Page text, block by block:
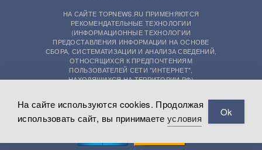
НА САЙТЕ TOPNEWS.RU ПРИМЕНЯЮТСЯ
РЕКОМЕНДАТЕЛЬНЫЕ ТЕХНОЛОГИИ
(ИНФОРМАЦИОННЫЕ ТЕХНОЛОГИИ
ПРЕДОСТАВЛЕНИЯ ИНФОРМАЦИИ НА ОСНОВЕ
СБОРА, СИСТЕМАТИЗАЦИИ И АНАЛИЗА СВЕДЕНИЙ,
ОТНОСЯЩИХСЯ К ПРЕДПОЧТЕНИЯМ
ПОЛЬЗОВАТЕЛЕЙ СЕТИ "ИНТЕРНЕТ",
НАХОДЯЩИХСЯ НА ТЕРРИТОРИИ РФ)
На сайте используются cookies. Продолжая
использовать сайт, вы принимаете условия
Ok